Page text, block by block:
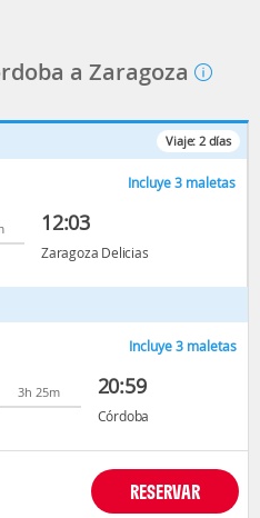
a Zaragoza
Viaje: 2días
Incluye 3 maletas
12:03
Zaragoza Delicias
Incluye 3 maletas
3h 25m 20:59
Córdoba
RESERVAR